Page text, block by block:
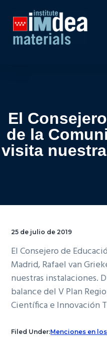
El
de la
visita
25 de julio de 2019
El Consejero de
Madrid, Rafael van
nuestras instalaciones.
balance del V Plan
Científica e Innovación
Filed Under:Menciones en